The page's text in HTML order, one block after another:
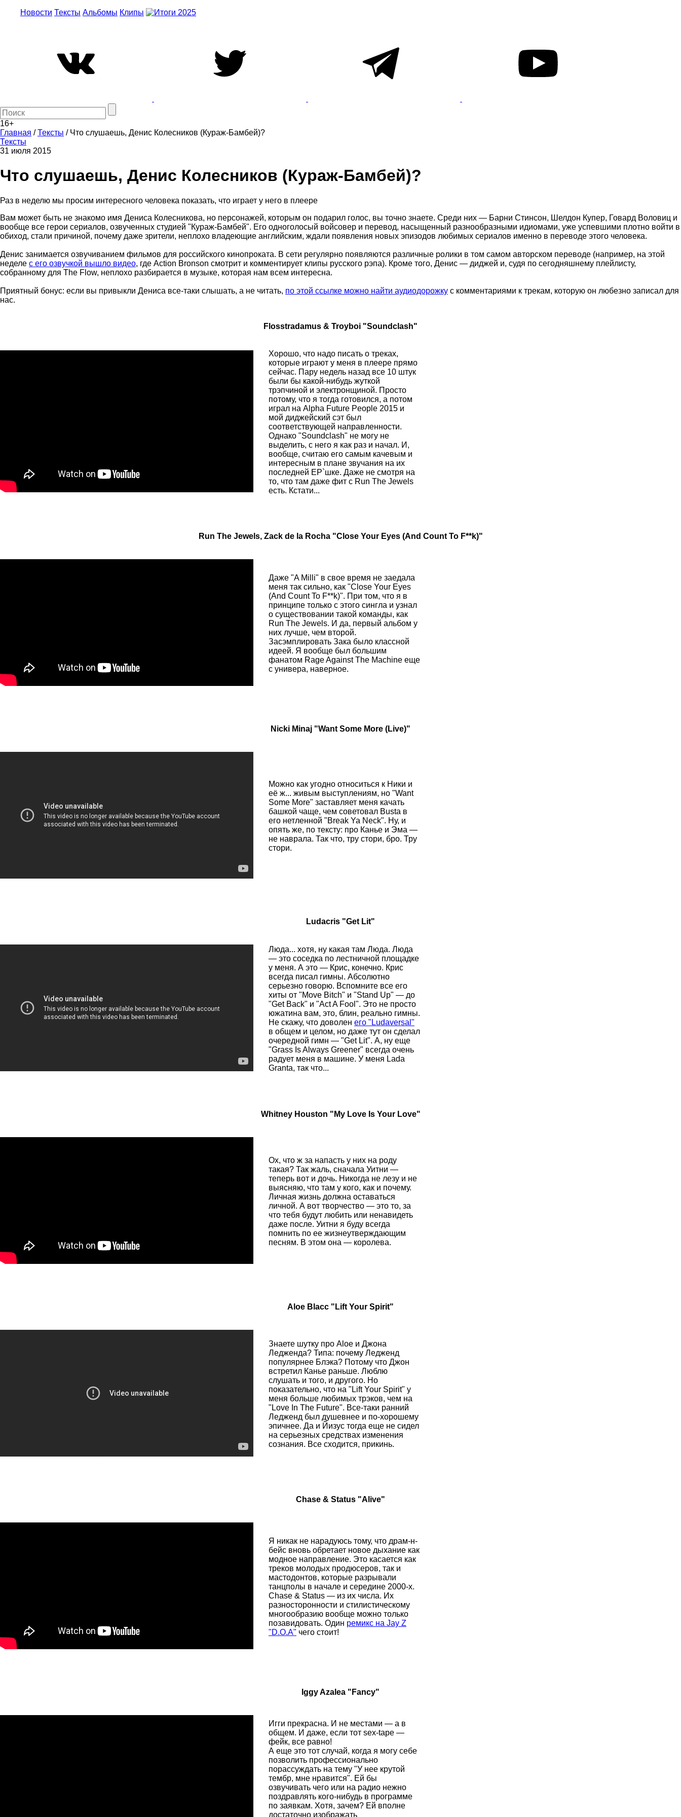
Новости Тексты Альбомы Клипы
16+
Главная /Тексты / Что слушаешь, Денис Колесников (Кураж-Бамбей)?
Тексты
31 июля 2015
Что слушаешь, Денис Колесников (Кураж-Бамбей)?
Раз в неделю мы просим интересного человека показать, что играет у него в плеере
Вам может быть не знакомо имя Дениса Колесникова, но персонажей, которым он подарил голос, вы точно знаете. Среди них — Барни Стинсон, Шелдон Купер, Говард Воловиц и
вообще все герои сериалов, озвученных студией "Кураж-Бамбей". Его одноголосый войсовер и перевод, насыщенный разнообразными идиомами, уже успевшими плотно войти в
обиход, стали причиной, почему даже зрители, неплохо владеющие английским, ждали появления новых эпизодов любимых сериалов именно в переводе этого человека.
Денис занимается озвучиванием фильмов для российского кинопроката. В сети регулярно появляются различные ролики в том самом авторском переводе (например, на этой
неделе с его озвучкой вышло видео, где Action Bronson смотрит и комментирует клипы русского рэпа). Кроме того, Денис — диджей и, судя по сегодняшнему плейлисту,
собранному для The Flow, неплохо разбирается в музыке, которая нам всем интересна.
Приятный бонус: если вы привыкли Дениса все-таки слышать, а не читать, по этой ссылке можно найти аудиодорожку с комментариями к трекам, которую он любезно записал для
нас.
Flosstradamus & Troyboi "Soundclash"
Хорошо, что надо писать о треках,
которые играют у меня в плеере прямо
сейчас. Пару недель назад все 10 штук
были бы какой-нибудь жуткой
трэпчиной и электронщиной. Просто
потому, что я тогда готовился, а потом
играл на Alpha Future People 2015 и
мой диджейский сэт был
соответствующей направленности.
Однако "Soundclash" не могу не
выделить, с него я как раз и начал. И,
вообще, считаю его самым качевым и
интересным в плане звучания на их
последней EP`шке. Даже не смотря на
то, что там даже фит с Run The Jewels
есть. Кстати...
Run The Jewels, Zack de la Rocha "Close Your Eyes (And Count To F**k)"
Даже "A Milli" в свое время не заедала
меня так сильно, как "Close Your Eyes
(And Count To F**k)". При том, что я в
принципе только с этого сингла и узнал
о существовании такой команды, как
Run The Jewels. И да, первый альбом у
них лучше, чем второй.
Засэмплировать Зака было классной
идеей. Я вообще был большим
фанатом Rage Against The Machine еще
с универа, наверное.
Nicki Minaj "Want Some More (Live)"
Можно как угодно относиться к Ники и
её ж... живым выступлениям, но "Want
Some More" заставляет меня качать
башкой чаще, чем советовал Busta в
его нетленной "Break Ya Neck". Ну, и
опять же, по тексту: про Канье и Эма —
не наврала. Так что, тру стори, бро. Тру
стори.
Ludacris "Get Lit"
Люда... хотя, ну какая там Люда. Люда
— это соседка по лестничной площадке
у меня. А это — Крис, конечно. Крис
всегда писал гимны. Абсолютно
серьезно говорю. Вспомните все его
хиты от "Move Bitch" и "Stand Up" — до
"Get Back" и "Act A Fool". Это не просто
южатина вам, это, блин, реально гимны.
Не скажу, что доволен его "Ludaversal"
в общем и целом, но даже тут он сделал
очередной гимн — "Get Lit". А, ну еще
"Grass Is Always Greener" всегда очень
радует меня в машине. У меня Lada
Granta, так что...
Whitney Houston "My Love Is Your Love"
Ох, что ж за напасть у них на роду
такая? Так жаль, сначала Уитни —
теперь вот и дочь. Никогда не лезу и не
выясняю, что там у кого, как и почему.
Личная жизнь должна оставаться
личной. А вот творчество — это то, за
что тебя будут любить или ненавидеть
даже после. Уитни я буду всегда
помнить по ее жизнеутверждающим
песням. В этом она — королева.
Aloe Blacc "Lift Your Spirit"
Знаете шутку про Aloe и Джона
Ледженда? Типа: почему Ледженд
популярнее Блэка? Потому что Джон
встретил Канье раньше. Люблю
слушать и того, и другого. Но
показательно, что на "Lift Your Spirit" у
меня больше любимых трэков, чем на
"Love In The Future". Все-таки ранний
Ледженд был душевнее и по-хорошему
эпичнее. Да и Йизус тогда еще не сидел
на серьезных средствах изменения
сознания. Все сходится, прикинь.
Chase & Status "Alive"
Я никак не нарадуюсь тому, что драм-н-
бейс вновь обретает новое дыхание как
модное направление. Это касается как
треков молодых продюсеров, так и
мастодонтов, которые разрывали
танцполы в начале и середине 2000-х.
Chase & Status — из их числа. Их
разносторонности и стилистическому
многообразию вообще можно только
позавидовать. Один ремикс на Jay Z
"D.O.A" чего стоит!
Iggy Azalea "Fancy"
Игги прекрасна. И не местами — а в
общем. И даже, если тот sex-tape —
фейк, все равно!
А еще это тот случай, когда я могу себе
позволить профессионально
порассуждать на тему "У нее крутой
тембр, мне нравится". Ей бы
озвучивать чего или на радио нежно
поздравлять кого-нибудь в программе
по заявкам. Хотя, зачем? Ей вполне
достаточно изображать